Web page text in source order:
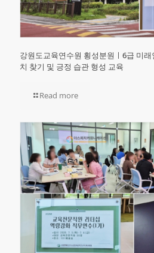
강원도교육연수원 횡성분원ㅣ6급 미
치 찾기 및 긍정 습관 형성 교육
Read more